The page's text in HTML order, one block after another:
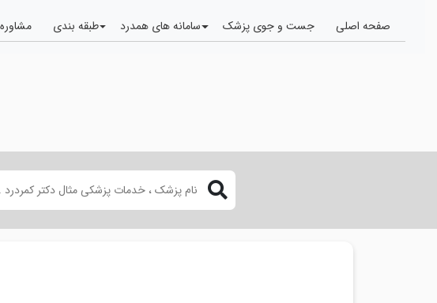
صفحه اصلی جست و جوی پزشک سامانه های همدرد طبقه بندی